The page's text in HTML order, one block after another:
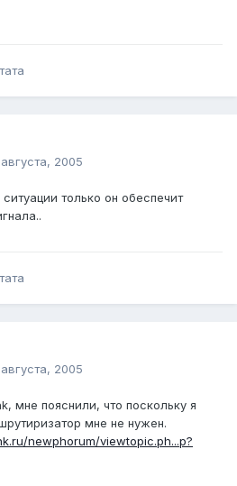
2005
только он обеспечит
2005
мне пояснили, что поскольку я
мне не нужен.
newphorum/viewtopic.ph...p?